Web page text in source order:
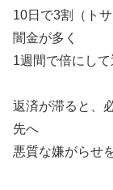
10日で3割（ト
闇金が多く
1週間で倍にし
返済が滞ると、
先へ
悪質な嫌がらせ